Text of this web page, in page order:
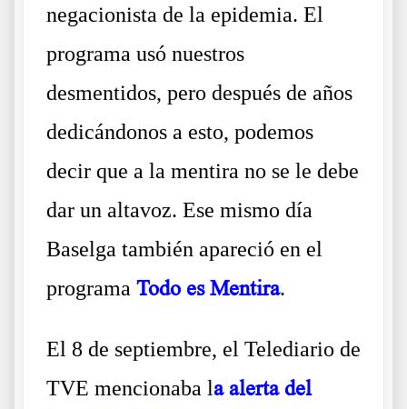
negacionista de la epidemia. El
programa usó nuestros
desmentidos, pero después de años
dedicándonos a esto, podemos
decir que a la mentira no se le debe
dar un altavoz. Ese mismo día
Baselga también apareció en el
programa Todo es Mentira.
El 8 de septiembre, el Telediario de
TVE mencionaba la alerta del